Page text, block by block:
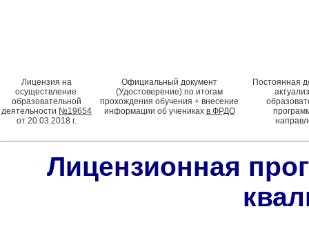
Лицензия на
осуществление
образовательной
деятельности №19654
от 20.03.2018 г.
Официальный документ
(Удостоверение) по итогам
прохождения обучения + внесение
информации об учениках в ФРДО
Постоянная
Лицензионная